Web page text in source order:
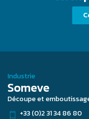
Industrie
Someve
Découpe et
+33 (0)2 31 34 86 80